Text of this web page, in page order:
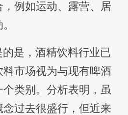
例如运动、露营、居
是，酒精饮料行业已
市场视为与现有啤酒
类别。分析表明，虽
过去很盛行，但近来